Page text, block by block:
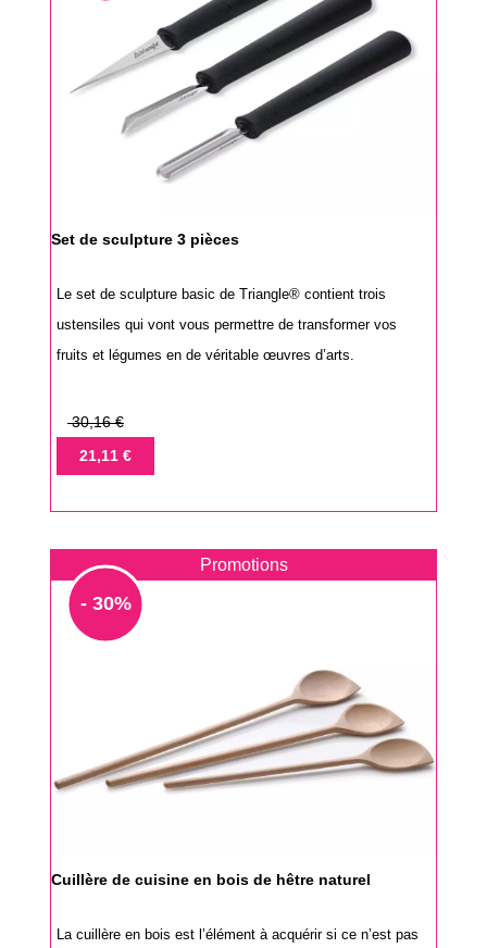
Set de sculpture 3 pièces
Le set de sculpture basic de Triangle® contient trois
ustensiles qui vont vous permettre de transformer vos
fruits et légumes en de véritable œuvres d’arts.
Prix
30,16 €
Prix21,11 €
Promotions
- 30%
Cuillère de cuisine en bois de hêtre naturel
La cuillère en bois est l’élément à acquérir si ce n’est pas